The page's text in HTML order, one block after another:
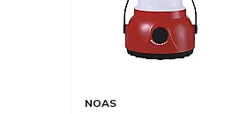
NOAS